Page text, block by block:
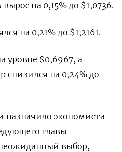
на 0,15% до $1,0736​.
на 0,21% до $1,2161​.
уровне $0,6967​, а
снизился на 0,24% до
назначило экономиста
главы
выбор,